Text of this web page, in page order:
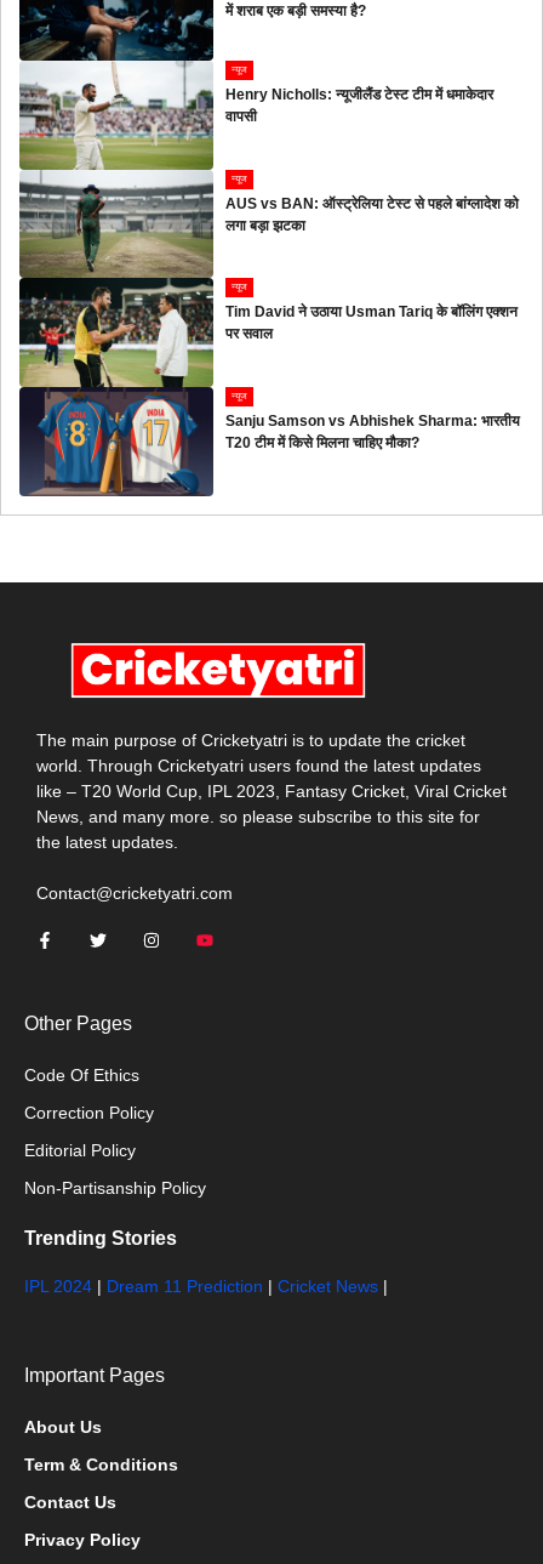
में शराब एक बड़ी समस्या है?
न्यूज
Henry Nicholls: न्यूजीलैंड टेस्ट टीम में धमाकेदार
वापसी
न्यूज
AUS vs BAN: ऑस्ट्रेलिया टेस्ट से पहले बांग्लादेश को
लगा बड़ा झटका
न्यूज
Tim David ने उठाया Usman Tariq के बॉलिंग एक्शन
पर सवाल
न्यूज
Sanju Samson vs Abhishek Sharma: भारतीय
T20 टीम में किसे मिलना चाहिए मौका?
The main purpose of Cricketyatri is to update the cricket
world. Through Cricketyatri users found the latest updates
like – T20 World Cup, IPL 2023, Fantasy Cricket, Viral Cricket
News, and many more. so please subscribe to this site for
the latest updates.
Contact@cricketyatri.com
Other Pages
Code Of Ethics
Correction Policy
Editorial Policy
Non-Partisanship Policy
Trending Stories
IPL 2024 | Dream 11 Prediction | Cricket News |
Important Pages
About Us
Term & Conditions
Contact Us
Privacy Policy